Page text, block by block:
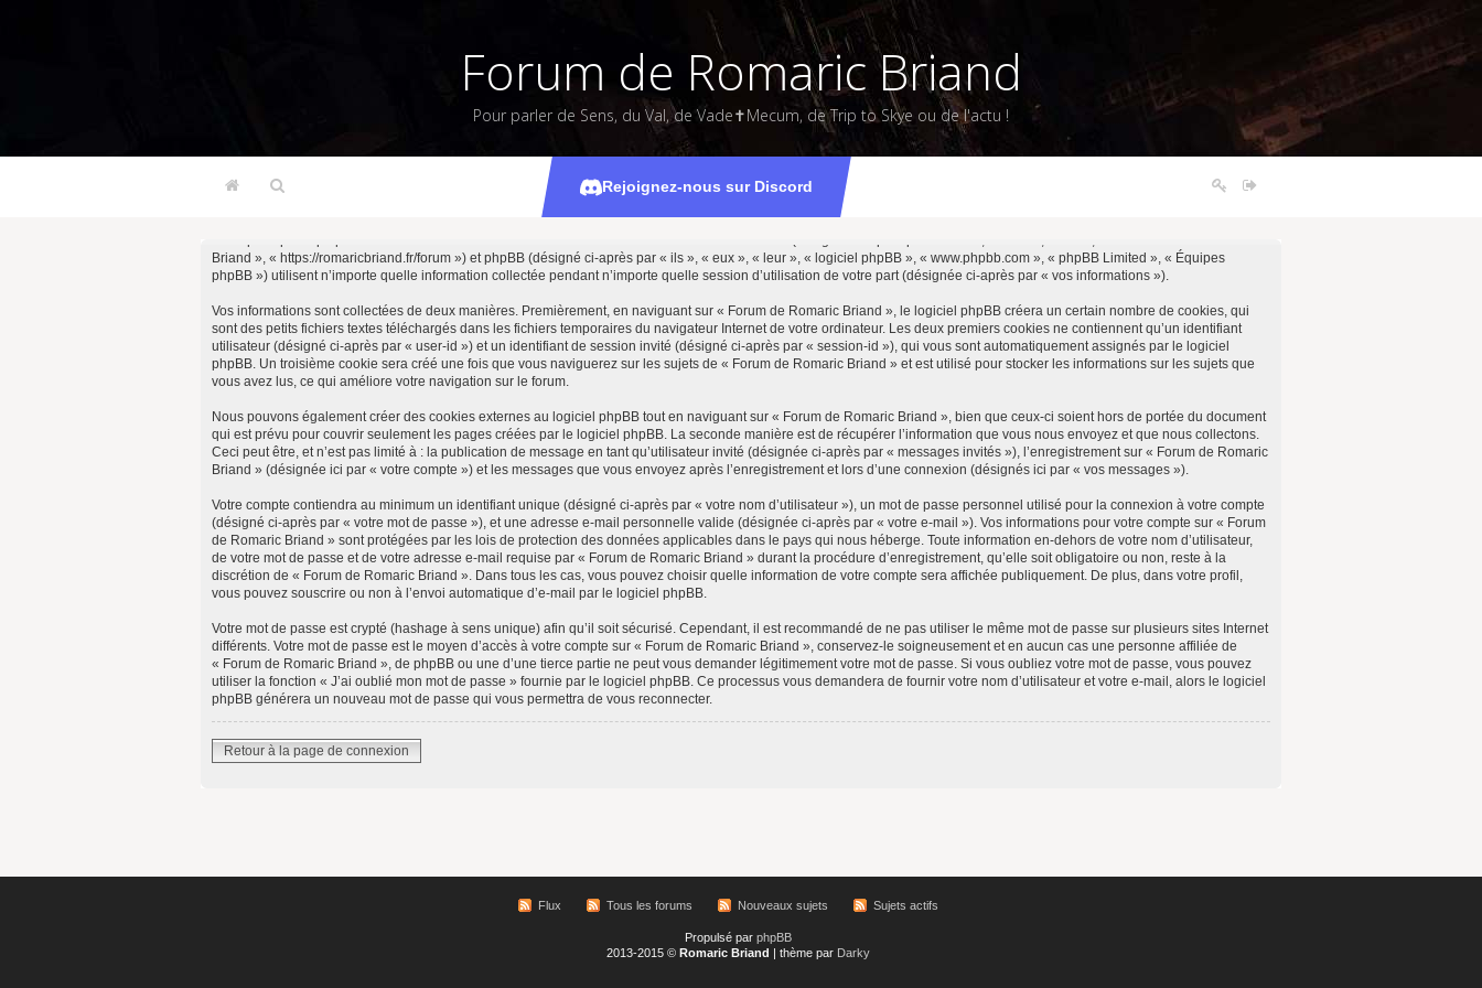
Forum de Romaric Briand
Pour parler de Sens, du Val, de Vade✝Mecum, de Trip to Skye ou de l'actu !
Rejoignez-nous sur DiscordPolitique de vie privée
Briand », « https://romaricbriand.fr/forum ») et phpBB (désigné ci-après par « ils », « eux », « leur », « logiciel phpBB », « www.phpbb.com », « phpBB Limited », « Équipes
phpBB ») utilisent n’importe quelle information collectée pendant n’importe quelle session d’utilisation de votre part (désignée ci-après par « vos informations »).
Vos informations sont collectées de deux manières. Premièrement, en naviguant sur « Forum de Romaric Briand », le logiciel phpBB créera un certain nombre de cookies, qui
sont des petits fichiers textes téléchargés dans les fichiers temporaires du navigateur Internet de votre ordinateur. Les deux premiers cookies ne contiennent qu’un identifiant
utilisateur (désigné ci-après par « user-id ») et un identifiant de session invité (désigné ci-après par « session-id »), qui vous sont automatiquement assignés par le logiciel
phpBB. Un troisième cookie sera créé une fois que vous naviguerez sur les sujets de « Forum de Romaric Briand » et est utilisé pour stocker les informations sur les sujets que
vous avez lus, ce qui améliore votre navigation sur le forum.
Nous pouvons également créer des cookies externes au logiciel phpBB tout en naviguant sur « Forum de Romaric Briand », bien que ceux-ci soient hors de portée du document
qui est prévu pour couvrir seulement les pages créées par le logiciel phpBB. La seconde manière est de récupérer l’information que vous nous envoyez et que nous collectons.
Ceci peut être, et n’est pas limité à : la publication de message en tant qu’utilisateur invité (désignée ci-après par « messages invités »), l’enregistrement sur « Forum de Romaric
Briand » (désignée ici par « votre compte ») et les messages que vous envoyez après l’enregistrement et lors d’une connexion (désignés ici par « vos messages »).
Votre compte contiendra au minimum un identifiant unique (désigné ci-après par « votre nom d’utilisateur »), un mot de passe personnel utilisé pour la connexion à votre compte
(désigné ci-après par « votre mot de passe »), et une adresse e-mail personnelle valide (désignée ci-après par « votre e-mail »). Vos informations pour votre compte sur « Forum
de Romaric Briand » sont protégées par les lois de protection des données applicables dans le pays qui nous héberge. Toute information en-dehors de votre nom d’utilisateur,
de votre mot de passe et de votre adresse e-mail requise par « Forum de Romaric Briand » durant la procédure d’enregistrement, qu’elle soit obligatoire ou non, reste à la
discrétion de « Forum de Romaric Briand ». Dans tous les cas, vous pouvez choisir quelle information de votre compte sera affichée publiquement. De plus, dans votre profil,
vous pouvez souscrire ou non à l’envoi automatique d’e-mail par le logiciel phpBB.
Votre mot de passe est crypté (hashage à sens unique) afin qu’il soit sécurisé. Cependant, il est recommandé de ne pas utiliser le même mot de passe sur plusieurs sites Internet
différents. Votre mot de passe est le moyen d’accès à votre compte sur « Forum de Romaric Briand », conservez-le soigneusement et en aucun cas une personne affiliée de
« Forum de Romaric Briand », de phpBB ou une d’une tierce partie ne peut vous demander légitimement votre mot de passe. Si vous oubliez votre mot de passe, vous pouvez
utiliser la fonction « J’ai oublié mon mot de passe » fournie par le logiciel phpBB. Ce processus vous demandera de fournir votre nom d’utilisateur et votre e-mail, alors le logiciel
phpBB générera un nouveau mot de passe qui vous permettra de vous reconnecter.
Retour à la page de connexion
Flux Tous les forums Nouveaux sujets Sujets actifs
Propulsé par phpBB
2013-2015 © Romaric Briand | thème par Darky